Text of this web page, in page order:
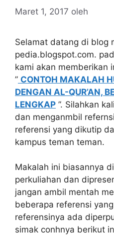
Maret 1, 2017 oleh
Selamat datang di blog
pedia.blogspot.com.
kami akan memberikan
” CONTOH MAKALAH
DENGAN AL-QUR’AN,
LENGKAP ”. Silahkan
dan menganmbil
referensi yang dikutip
kampus teman teman.
Makalah ini biasannya
perkuliahan dan
jangan ambil mentah
beberapa referensi
referensinya ada
simak conhnya berikut